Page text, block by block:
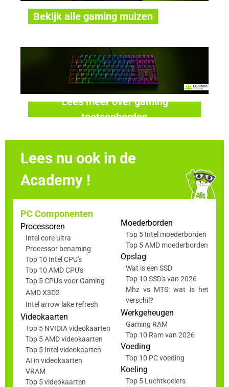
Bekijk alle gaming muizen
Lees meer over gaming
toetsenborden
Lees nu ook in de
Academy !
PC Componenten
Processoren
Intel core ultra
Processor benaming
Top 10 Intel CPU's
Top 10 AMD CPU's
Top 5 CPU's voor Gaming
AMD X3D2
Intel arrow lake refresh
Videokaarten
Top 5 NVIDIA videokaarten
Top 5 AMD videokaarten
Top 5 Intel videokaarten
AI in videokaarten
VRAM
Top 5 videokaarten
Moederborden
Top 5 Intel moederborden
Top 5 AMD moederborden
Opslag
Wat is een SSD
Top 10 SSD's van 2026
Mhz vs MTS: wat is het
verschil?
Werkgeheugen
Gaming RAM
Top 10 Ram van 2026
Voeding
Top 10 PC voeding
Koeling
Top 5 Luchtkoelers